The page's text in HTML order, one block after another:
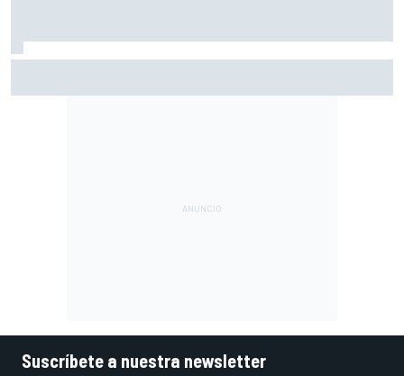
Suscríbete a nuestra newsletter